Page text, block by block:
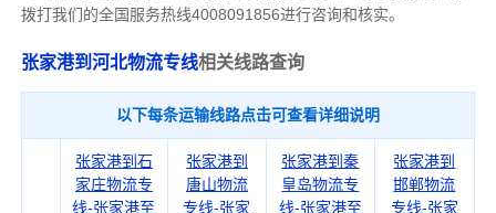
拨打我们的全国服务热线4008091856进行咨询和核实。
张家港到河北物流专线相关线路查询
以下每条运输线路点击可查看详细说明
张家港到石
家庄物流专
线-张家港至
张家港到
唐山物流
专线-张家
张家港到秦
皇岛物流专
线-张家港至
张家港到
邯郸物流
专线-张家